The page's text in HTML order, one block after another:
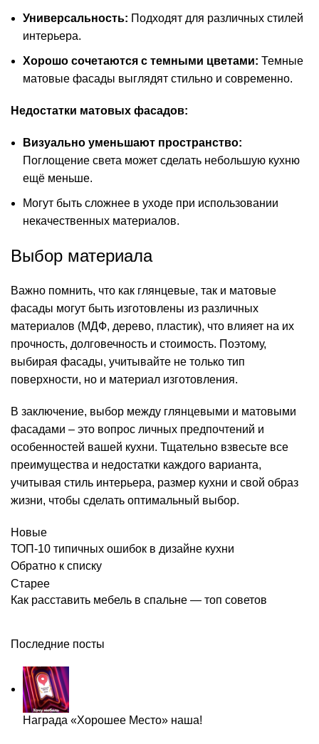
Универсальность: Подходят для различных стилей
интерьера.
Хорошо сочетаются с темными цветами: Темные
матовые фасады выглядят стильно и современно.
Недостатки матовых фасадов:
Визуально уменьшают пространство:
Поглощение света может сделать небольшую кухню
ещё меньше.
Могут быть сложнее в уходе при использовании
некачественных материалов.
Выбор материала
Важно помнить, что как глянцевые, так и матовые
фасады могут быть изготовлены из различных
материалов (МДФ, дерево, пластик), что влияет на их
прочность, долговечность и стоимость. Поэтому,
выбирая фасады, учитывайте не только тип
поверхности, но и материал изготовления.
В заключение, выбор между глянцевыми и матовыми
фасадами – это вопрос личных предпочтений и
особенностей вашей кухни. Тщательно взвесьте все
преимущества и недостатки каждого варианта,
учитывая стиль интерьера, размер кухни и свой образ
жизни, чтобы сделать оптимальный выбор.
Новые
ТОП-10 типичных ошибок в дизайне кухни
Обратно к списку
Старее
Как расставить мебель в спальне — топ советов
Последние посты
Награда «Хорошее Место» наша!